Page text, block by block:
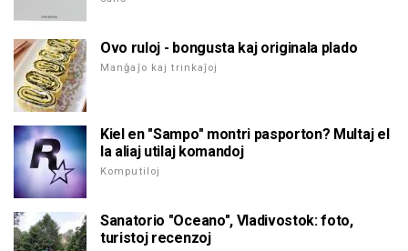
Ovo ruloj - bongusta kaj originala plado
Manĝaĵo kaj trinkaĵoj
Kiel en "Sampo" montri pasporton? Multaj el
la aliaj utilaj komandoj
Komputiloj
Sanatorio "Oceano", Vladivostok: foto,
turistoj recenzoj